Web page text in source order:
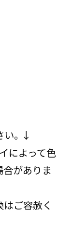
い。↓
によって色
がありま
はご容赦く